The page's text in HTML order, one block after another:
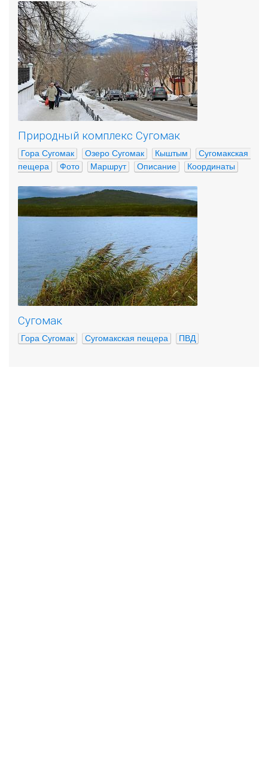
Природный комплекс Сугомак
Гора Сугомак Озеро Сугомак Кыштым
Сугомакская
пещера
Фото Маршрут Описание Координаты
Сугомак
Гора Сугомак Сугомакская пещера ПВД